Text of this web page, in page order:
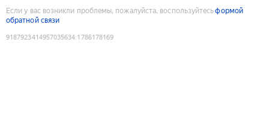
Если у вас возникли проблемы, пожалуйста, воспользуйтесьформой
обратной связи
9187923414957035634:1786178169